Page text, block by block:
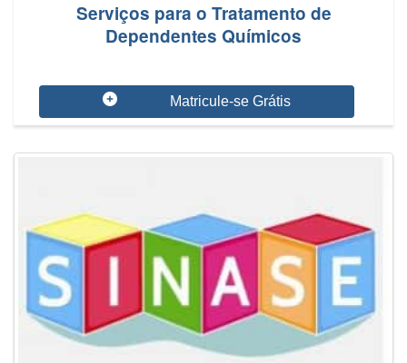
Serviços para o Tratamento de
Dependentes Químicos
Matricule-se Grátis